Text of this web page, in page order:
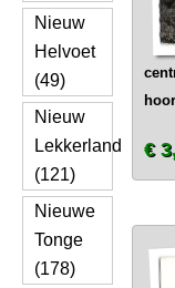
Nieuw
Helvoet
(49)
Nieuw
Lekkerland
(121)
Nieuwe
Tonge
(178)
€